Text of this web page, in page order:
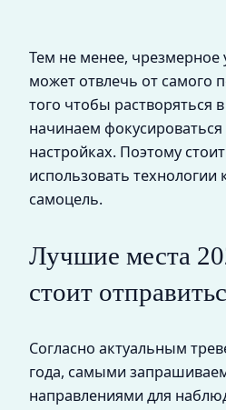
Тем не менее, чрезмерное
может отвлечь от самого
того чтобы растворяться
начинаем фокусироваться
настройках. Поэтому
использовать технологии
самоцель.
Лучшие места
стоит
Согласно актуальным
года, самыми
направлениями для